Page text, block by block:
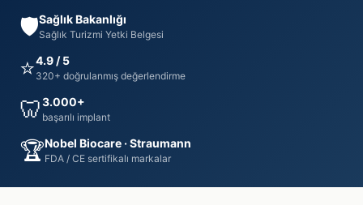
🛡️Sağlık Bakanlığı
Sağlık Turizmi Yetki Belgesi
⭐4.9 / 5
320+ doğrulanmış değerlendirme
🦷3.000+
başarılı implant
🏆Nobel Biocare · Straumann
FDA / CE sertifikalı markalar